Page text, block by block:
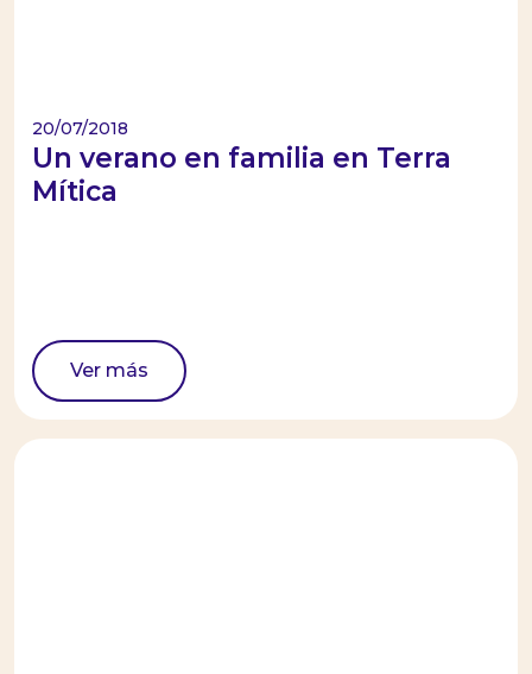
20/07/2018
Un verano en familia en Terra
Mítica
Ver más